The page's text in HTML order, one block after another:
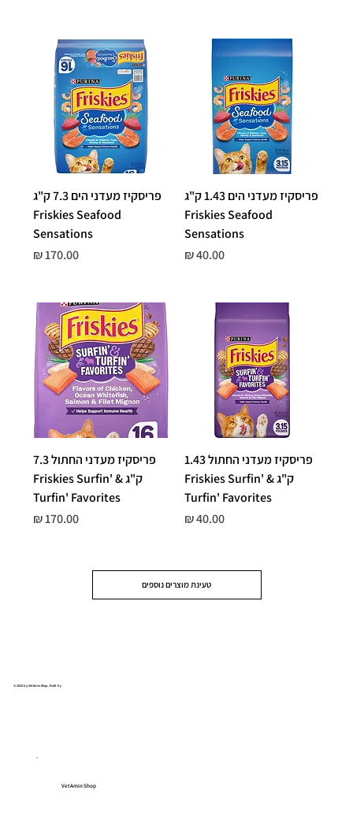
פריסקיז מעדני הים 1.43 ק"ג
Friskies Seafood
Sensations
מחיר
פריסקיז מעדני הים 7.3 ק"ג
Friskies Seafood
Sensations
מחיר
פריסקיז מעדני החתול 1.43
ק"ג Friskies Surfin' &
Turfin' Favorites
מחיר
פריסקיז מעדני החתול 7.3
ק"ג Friskies Surfin' &
Turfin' Favorites
מחיר
טעינת מוצרים נוספים
VetAmin Shop
© 2025 by VetAmin Shop. Built by